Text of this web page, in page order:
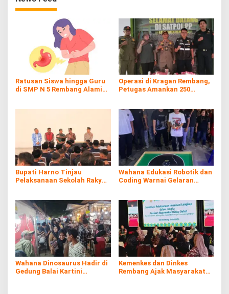
Ratusan Siswa hingga Guru
di SMP N 5 Rembang Alami
Operasi di Kragan Rembang,
Petugas Amankan 250
Bupati Harno Tinjau
Pelaksanaan Sekolah Rakyat
Wahana Edukasi Robotik dan
Coding Warnai Gelaran
Wahana Dinosaurus Hadir di
Gedung Balai Kartini
Kemenkes dan Dinkes
Rembang Ajak Masyarakat